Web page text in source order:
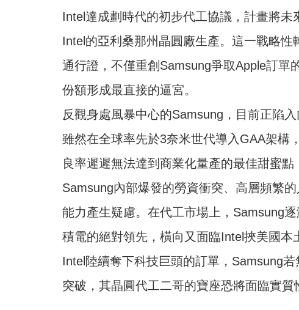
Intel達成劃時代的初步代工協議，計畫將
Intel的亞利桑那州晶圓廠生產。這一戰略
通行證，不僅重創Samsung爭取Apple訂單
份額形成最直接的逼宮。
反觀身處風暴中心的Samsung，目前正陷
雖然在全球率先於3奈米世代導入GAA架構
良率遲遲無法達到商業化量產的最佳甜蜜點
Samsung內部爆發的勞資衝突、高層頻繁
能力產生疑慮。在代工市場上，Samsung
積電的絕對領先，橫向又面臨Intel挾美國
Intel陸續奪下科技巨頭的訂單，Samsung
突破，其晶圓代工二哥的寶座恐將面臨實質